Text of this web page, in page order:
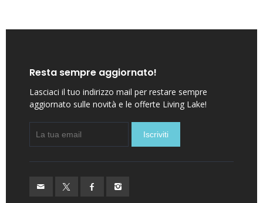
Resta sempre aggiornato!
Lasciaci il tuo indirizzo mail per restare sempre
aggiornato sulle novità e le offerte Living Lake!